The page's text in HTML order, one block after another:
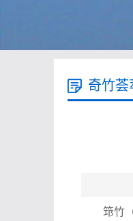
奇竹荟
筇竹